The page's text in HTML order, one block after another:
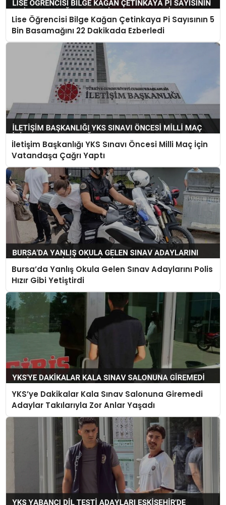
Lise Öğrencisi Bilge Kağan Çetinkaya Pi Sayısının 5
Bin Basamağını 22 Dakikada Ezberledi
İletişim Başkanlığı YKS Sınavı Öncesi Milli Maç İçin
Vatandaşa Çağrı Yaptı
Bursa’da Yanlış Okula Gelen Sınav Adaylarını Polis
Hızır Gibi Yetiştirdi
YKS’ye Dakikalar Kala Sınav Salonuna Giremedi
Adaylar Takılarıyla Zor Anlar Yaşadı